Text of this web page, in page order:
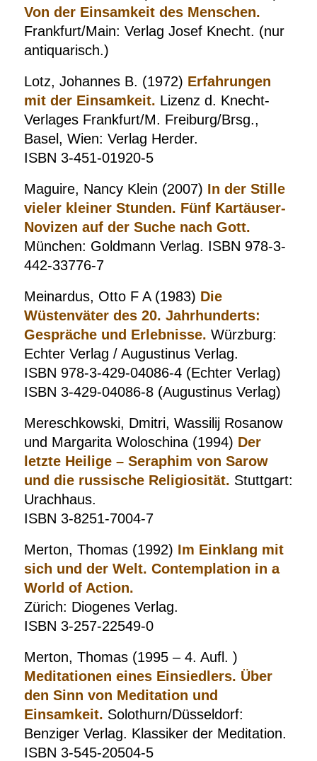
Von der Einsamkeit des Menschen.
Frankfurt/Main: Verlag Josef Knecht. (nur
antiquarisch.)
Lotz, Johannes B. (1972) Erfahrungen
mit der Einsamkeit. Lizenz d. Knecht-
Verlages Frankfurt/M. Freiburg/Brsg.,
Basel, Wien: Verlag Herder.
ISBN 3-451-01920-5
Maguire, Nancy Klein (2007) In der Stille
vieler kleiner Stunden. Fünf Kartäuser-
Novizen auf der Suche nach Gott.
München: Goldmann Verlag. ISBN 978-3-
442-33776-7
Meinardus, Otto F A (1983) Die
Wüstenväter des 20. Jahrhunderts:
Gespräche und Erlebnisse. Würzburg:
Echter Verlag / Augustinus Verlag.
ISBN 978-3-429-04086-4 (Echter Verlag)
ISBN 3-429-04086-8 (Augustinus Verlag)
Mereschkowski, Dmitri, Wassilij Rosanow
und Margarita Woloschina (1994) Der
letzte Heilige – Seraphim von Sarow
und die russische Religiosität. Stuttgart:
Urachhaus.
ISBN 3-8251-7004-7
Merton, Thomas (1992) Im Einklang mit
sich und der Welt. Contemplation in a
World of Action.
Zürich: Diogenes Verlag.
ISBN 3-257-22549-0
Merton, Thomas (1995 – 4. Aufl. )
Meditationen eines Einsiedlers. Über
den Sinn von Meditation und
Einsamkeit. Solothurn/Düsseldorf:
Benziger Verlag. Klassiker der Meditation.
ISBN 3-545-20504-5